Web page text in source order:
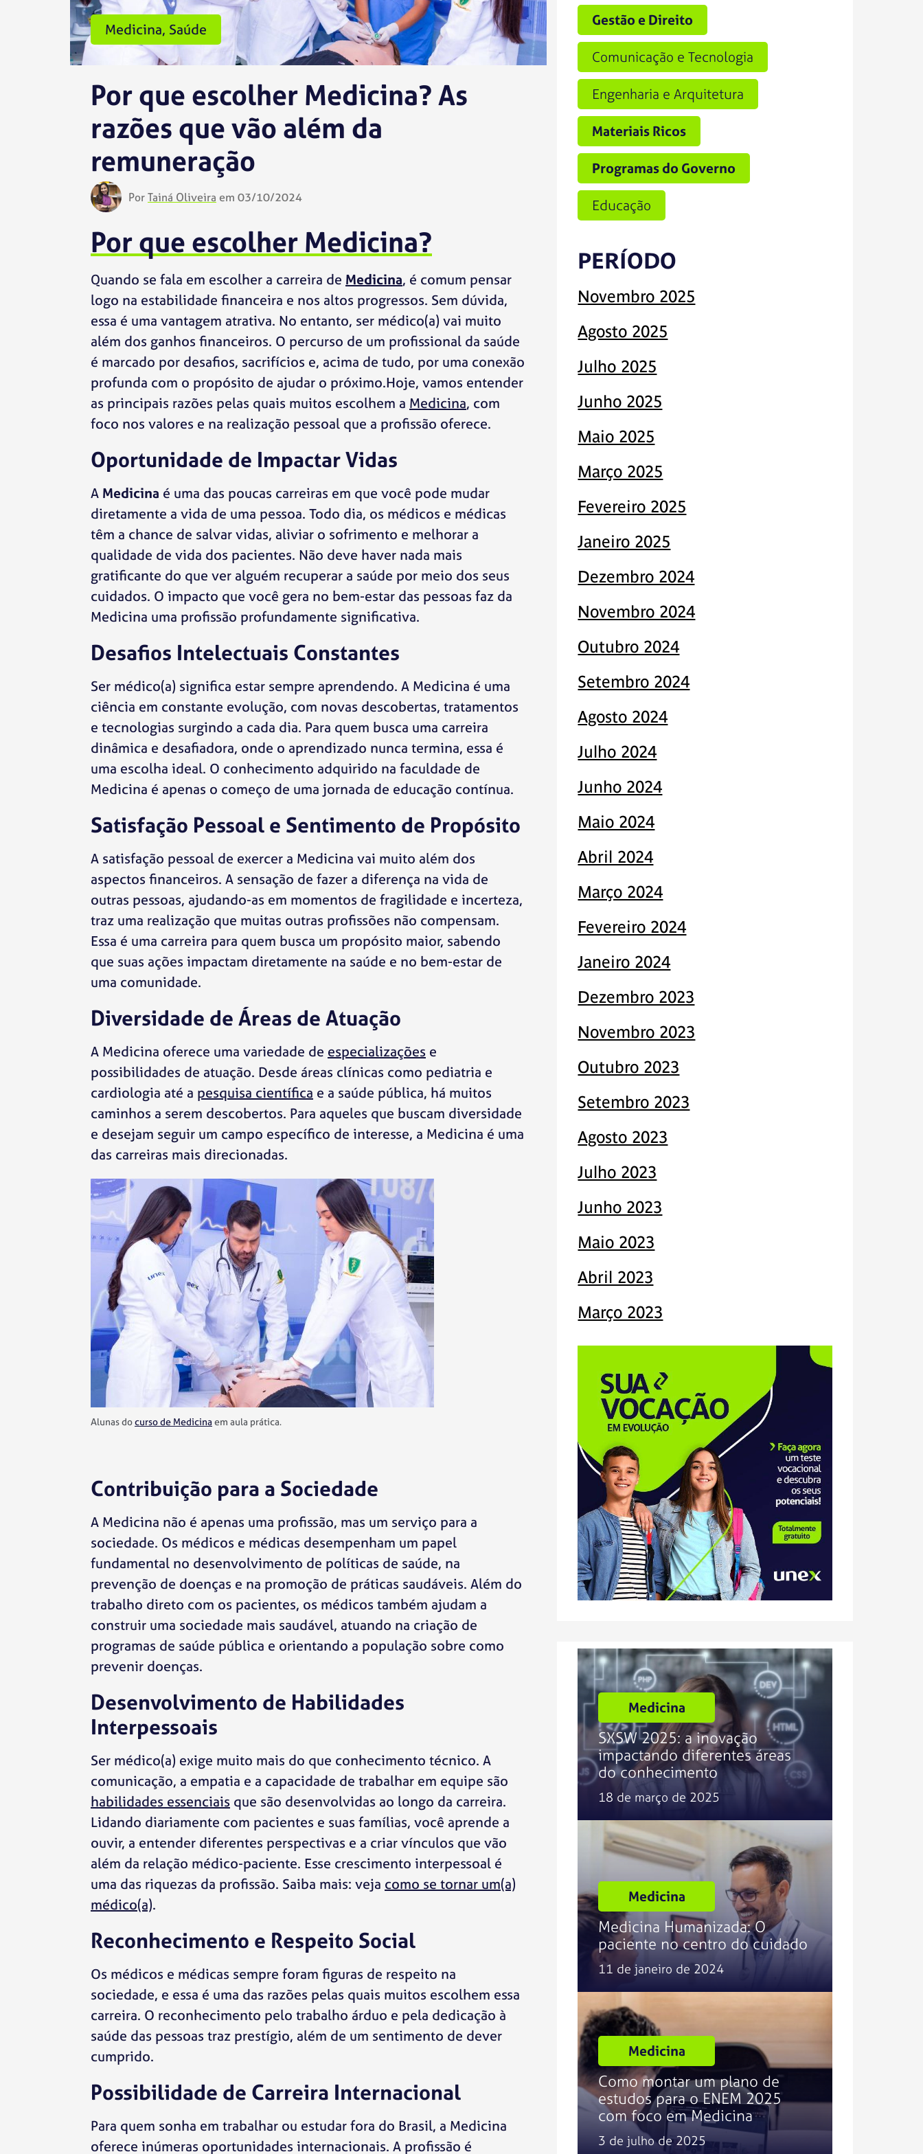
Medicina, Saúde
Por que escolher Medicina? As
razões que vão além da
remuneração
PorTainá Oliveira em 03/10/2024
Por que escolher Medicina?
Quando se fala em escolher a carreira de Medicina, é comum pensar
logo na estabilidade financeira e nos altos progressos. Sem dúvida,
essa é uma vantagem atrativa. No entanto, ser médico(a) vai muito
além dos ganhos financeiros. O percurso de um profissional da saúde
é marcado por desafios, sacrifícios e, acima de tudo, por uma conexão
profunda com o propósito de ajudar o próximo.Hoje, vamos entender
as principais razões pelas quais muitos escolhem a Medicina, com
foco nos valores e na realização pessoal que a profissão oferece.
Oportunidade de Impactar Vidas
A Medicina é uma das poucas carreiras em que você pode mudar
diretamente a vida de uma pessoa. Todo dia, os médicos e médicas
têm a chance de salvar vidas, aliviar o sofrimento e melhorar a
qualidade de vida dos pacientes. Não deve haver nada mais
gratificante do que ver alguém recuperar a saúde por meio dos seus
cuidados. O impacto que você gera no bem-estar das pessoas faz da
Medicina uma profissão profundamente significativa.
Desafios Intelectuais Constantes
Ser médico(a) significa estar sempre aprendendo. A Medicina é uma
ciência em constante evolução, com novas descobertas, tratamentos
e tecnologias surgindo a cada dia. Para quem busca uma carreira
dinâmica e desafiadora, onde o aprendizado nunca termina, essa é
uma escolha ideal. O conhecimento adquirido na faculdade de
Medicina é apenas o começo de uma jornada de educação contínua.
Satisfação Pessoal e Sentimento de Propósito
A satisfação pessoal de exercer a Medicina vai muito além dos
aspectos financeiros. A sensação de fazer a diferença na vida de
outras pessoas, ajudando-as em momentos de fragilidade e incerteza,
traz uma realização que muitas outras profissões não compensam.
Essa é uma carreira para quem busca um propósito maior, sabendo
que suas ações impactam diretamente na saúde e no bem-estar de
uma comunidade.
Diversidade de Áreas de Atuação
A Medicina oferece uma variedade de especializações e
possibilidades de atuação. Desde áreas clínicas como pediatria e
cardiologia até a pesquisa científica e a saúde pública, há muitos
caminhos a serem descobertos. Para aqueles que buscam diversidade
e desejam seguir um campo específico de interesse, a Medicina é uma
das carreiras mais direcionadas.
Alunas docurso de Medicina em aula prática.
Contribuição para a Sociedade
A Medicina não é apenas uma profissão, mas um serviço para a
sociedade. Os médicos e médicas desempenham um papel
fundamental no desenvolvimento de políticas de saúde, na
prevenção de doenças e na promoção de práticas saudáveis. Além do
trabalho direto com os pacientes, os médicos também ajudam a
construir uma sociedade mais saudável, atuando na criação de
programas de saúde pública e orientando a população sobre como
prevenir doenças.
Desenvolvimento de Habilidades
Interpessoais
Ser médico(a) exige muito mais do que conhecimento técnico. A
comunicação, a empatia e a capacidade de trabalhar em equipe são
habilidades essenciais que são desenvolvidas ao longo da carreira.
Lidando diariamente com pacientes e suas famílias, você aprende a
ouvir, a entender diferentes perspectivas e a criar vínculos que vão
além da relação médico-paciente. Esse crescimento interpessoal é
uma das riquezas da profissão. Saiba mais: veja como se tornar um(a)
médico(a).
Reconhecimento e Respeito Social
Os médicos e médicas sempre foram figuras de respeito na
sociedade, e essa é uma das razões pelas quais muitos escolhem essa
carreira. O reconhecimento pelo trabalho árduo e pela dedicação à
saúde das pessoas traz prestígio, além de um sentimento de dever
cumprido.
Possibilidade de Carreira Internacional
Para quem sonha em trabalhar ou estudar fora do Brasil, a Medicina
oferece inúmeras oportunidades internacionais. A profissão é
Gestão e Direito
Comunicação e Tecnologia
Engenharia e Arquitetura
Materiais Ricos
Programas do Governo
Educação
PERÍODO
Novembro 2025
Agosto 2025
Julho 2025
Junho 2025
Maio 2025
Março 2025
Fevereiro 2025
Janeiro 2025
Dezembro 2024
Novembro 2024
Outubro 2024
Setembro 2024
Agosto 2024
Julho 2024
Junho 2024
Maio 2024
Abril 2024
Março 2024
Fevereiro 2024
Janeiro 2024
Dezembro 2023
Novembro 2023
Outubro 2023
Setembro 2023
Agosto 2023
Julho 2023
Junho 2023
Maio 2023
Abril 2023
Março 2023
Medicina
SXSW 2025: a inovação
impactando diferentes áreas
do conhecimento
18 de março de 2025
Medicina
Medicina Humanizada: O
paciente no centro do cuidado
11 de janeiro de 2024
Medicina
Como montar um plano de
estudos para o ENEM 2025
com foco em Medicina
3 de julho de 2025